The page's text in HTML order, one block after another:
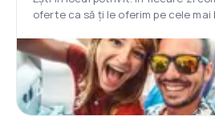
oferte ca să ți le oferim pe cele mai